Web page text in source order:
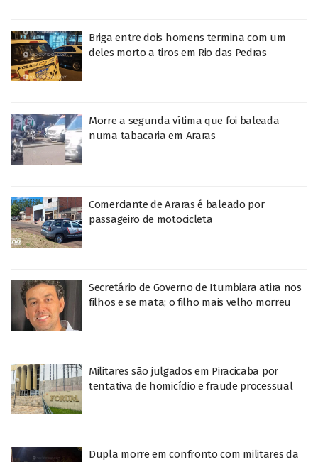
Briga entre dois homens termina com um
deles morto a tiros em Rio das Pedras
Morre a segunda vítima que foi baleada
numa tabacaria em Araras
Comerciante de Araras é baleado por
passageiro de motocicleta
Secretário de Governo de Itumbiara atira nos
filhos e se mata; o filho mais velho morreu
Militares são julgados em Piracicaba por
tentativa de homicídio e fraude processual
Dupla morre em confronto com militares da